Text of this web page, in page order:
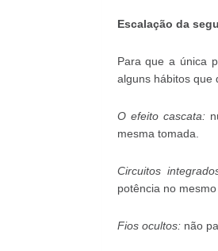
Escalação da
Para que a única
alguns hábitos que
O efeito cascata:
mesma tomada.
Circuitos
potência no
Fios ocultos: não